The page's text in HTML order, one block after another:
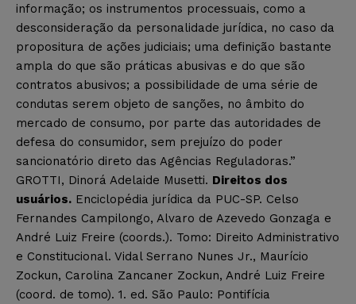
informação; os instrumentos processuais, como a
desconsideração da personalidade jurídica, no caso da
propositura de ações judiciais; uma definição bastante
ampla do que são práticas abusivas e do que são
contratos abusivos; a possibilidade de uma série de
condutas serem objeto de sanções, no âmbito do
mercado de consumo, por parte das autoridades de
defesa do consumidor, sem prejuízo do poder
sancionatório direto das Agências Reguladoras.”
GROTTI, Dinorá Adelaide Musetti. Direitos dos
usuários. Enciclopédia jurídica da PUC-SP. Celso
Fernandes Campilongo, Alvaro de Azevedo Gonzaga e
André Luiz Freire (coords.). Tomo: Direito Administrativo
e Constitucional. Vidal Serrano Nunes Jr., Maurício
Zockun, Carolina Zancaner Zockun, André Luiz Freire
(coord. de tomo). 1. ed. São Paulo: Pontifícia